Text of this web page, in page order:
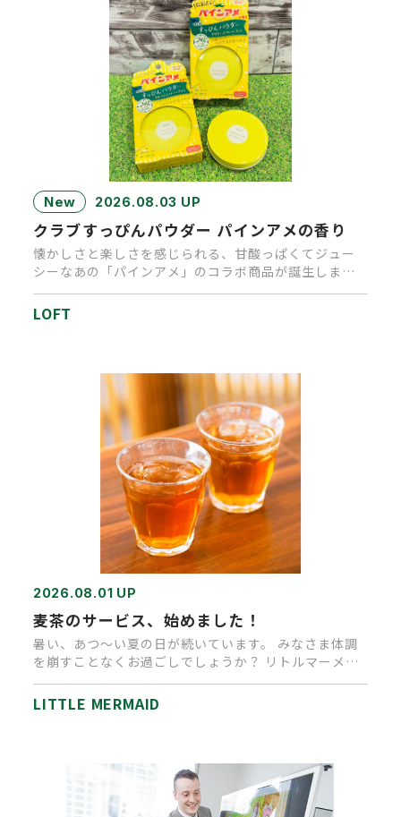
New 2026.08.03 UP
クラブすっぴんパウダー パインアメの香り
懐かしさと楽しさを感じられる、甘酸っぱくてジュー
シーなあの「パインアメ」のコラボ商品が誕生しまし
た。キャンディを思わせる…
LOFT
2026.08.01 UP
麦茶のサービス、始めました！
暑い、あつ～い夏の日が続いています。 みなさま体調
を崩すことなくお過ごしでしょうか？ リトルマーメイ
ド高松店では、ご来店…
LITTLE MERMAID